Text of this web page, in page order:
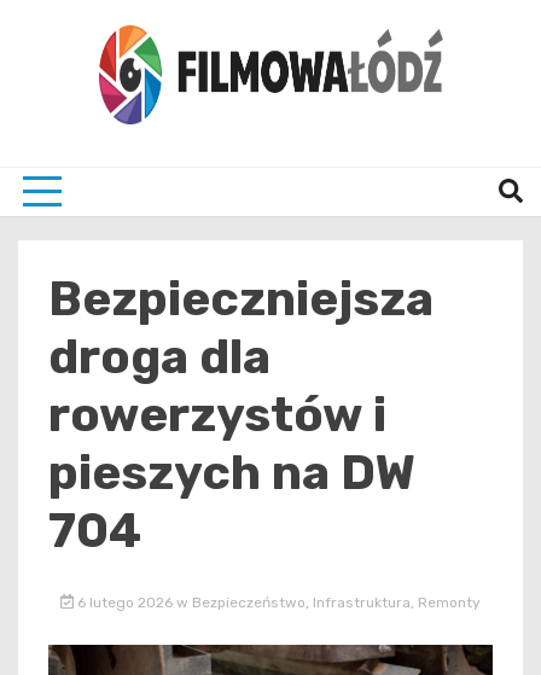
Bezpieczniejsza
droga dla
rowerzystów i
pieszych na DW
704
6 lutego 2026 w Bezpieczeństwo Infrastruktura Remonty